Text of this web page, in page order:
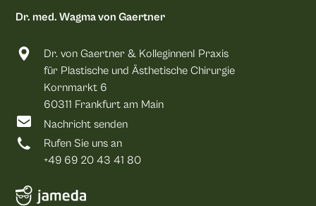
Dr. med. Wagma von Gaertner
Dr. von Gaertner & KolleginnenI Praxis
für Plastische und Ästhetische Chirurgie
Kornmarkt 6
60311 Frankfurt am Main
Nachricht senden
Rufen Sie uns an
+49 69 20 43 41 80